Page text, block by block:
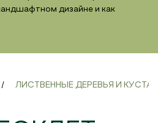
дизайне и как
ЛИСТВЕННЫЕ ДЕРЕВЬЯ И